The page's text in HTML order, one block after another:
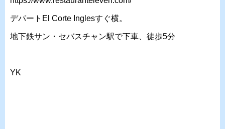
デパートEl Corte Inglesすぐ横。
地下鉄サン・セバスチャン駅で下車、徒歩5分
YK